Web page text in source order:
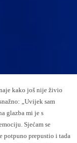
kako još nije živio
„Uvijek sam
glazba mi je s
Sjećam se
potpuno prepustio i tada